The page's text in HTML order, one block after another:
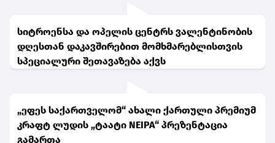
სიტროენსა და ოპელის ცენტრს ვალენტინობის
დღესთან დაკავშირებით მომხმარებლისთვის
სპეციალური შეთავაზება აქვს
„ეფეს საქართველომ“ ახალი ქართული პრემიუმ
კრაფტ ლუდის „ტაატი NEIPA“ პრეზენტაცია
გამართა